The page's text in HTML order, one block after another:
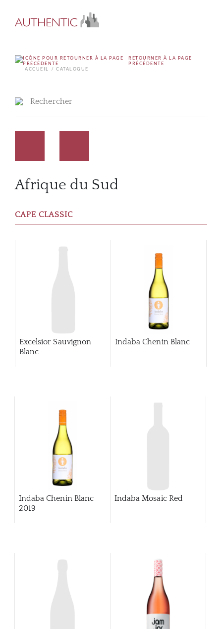
RETOURNER À LA PAGE
PRÉCÉDENTE
ACCUEIL
CATALOGUE
Afrique du Sud
CAPE CLASSIC
Excelsior Sauvignon
Blanc
Indaba Chenin Blanc
Indaba Chenin Blanc
2019
Indaba Mosaic Red